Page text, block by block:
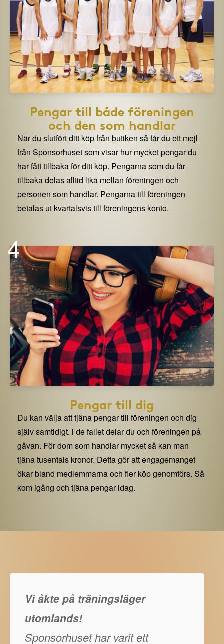
Pengar till både föreningen
och den som handlar
När du slutfört ditt köp från butiken så får du ett mejl
från Sponsorhuset som visar hur mycket pengar du
har fått tillbaka för ditt köp. Pengarna som du får
tillbaka delas alltid lika mellan föreningen och
personen som handlar. Pengarna till föreningen
betalas ut kvartalsvis till föreningens konto.
4
Pengar till dig
Du kan välja att tjäna pengar till föreningen och dig
själv samtidigt. i de fallet delar du och föreningen på
gåvan. För dom som handlar mycket så kan man
tjäna tusentals kronor. Detta gör att engagemanget
ökar bland medlemmarna och fler köp genomförs. Så
kom igång och tjäna pengar idag.
Vi åkte på träningsläger
utomlands!
Sponsorhuset har varit ett